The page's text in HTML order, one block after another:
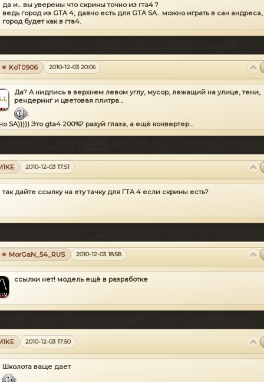
да и... вы уверены что скрины точно из гта4 ?
ведь город из GTA 4, давно есть для GTA SA... можно играть в сан андреса,
город будет как в гта4.
KoT0906 2010-12-03 20:06
Да? А нидпись в верхнем левом углу, мусор, лежащий на улице, тени,
рендеринг и цветовая плитра...
SA))))) Это gta4 200%? разуй глаза, а ещё конвертер...
2010-12-03 17:51
так дайте ссылку на ету тачку для ГТА 4 если скрины есть?
MorGaN_54_RUS 2010-12-03 18:58
ссылки нет! модель ещё в разработке
2010-12-03 17:50
Школота ваще дает